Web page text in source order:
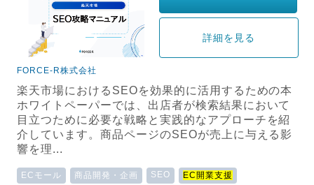
詳細を見る
FORCE-R株式会社
楽天市場におけるSEOを効果的に活用するための本
ホワイトペーパーでは、出店者が検索結果において
目立つために必要な戦略と実践的なアプローチを紹
介しています。商品ページのSEOが売上に与える影
響を理...
ECモール 商品開発・企画 SEO EC開業支援